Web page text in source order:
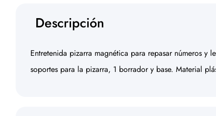
Descripción
Entretenida pizarra magnética para repasar números
soportes para la pizarra, 1 borrador y base. Material